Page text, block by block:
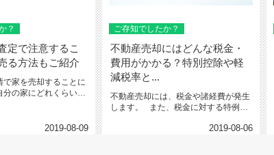
？
定で注意するこ
る方法もご紹介
で家を売却することに
分の家にどれくらいの
2019-08-09
ご存知でしたか？
不動産売却にはどんな税金・
費用がかかる？特別控除や軽
減税率と...
不動産売却には、税金や諸経費が発生
します。 また、税金に対する特例や
2019-08-06